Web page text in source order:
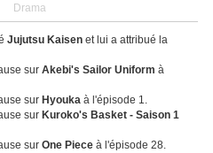
Drama
Jujutsu Kaisen et lui a attribué la
surAkebi's Sailor Uniform à
sur Hyouka à l'épisode 1.
sur Kuroko's Basket - Saison 1
surOne Piece à l'épisode 28.